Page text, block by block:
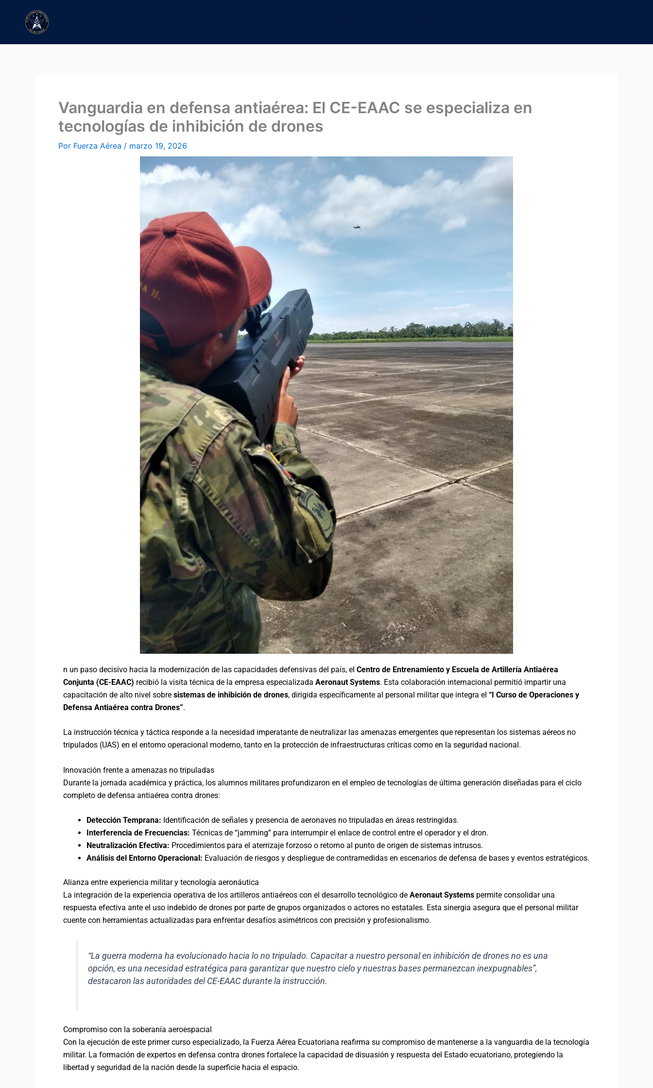
contenido
Vanguardia en defensa antiaérea: El CE-EAAC se especializa en
tecnologías de inhibición de drones
Por Fuerza Aérea / marzo 19, 2026
n un paso decisivo hacia la modernización de las capacidades defensivas del país, el Centro de Entrenamiento y Escuela de Artillería Antiaérea
Conjunta (CE-EAAC) recibió la visita técnica de la empresa especializada Aeronaut Systems. Esta colaboración internacional permitió impartir una
capacitación de alto nivel sobre sistemas de inhibición de drones, dirigida específicamente al personal militar que integra el “I Curso de Operaciones y
Defensa Antiaérea contra Drones”.
La instrucción técnica y táctica responde a la necesidad imperatante de neutralizar las amenazas emergentes que representan los sistemas aéreos no
tripulados (UAS) en el entorno operacional moderno, tanto en la protección de infraestructuras críticas como en la seguridad nacional.
Innovación frente a amenazas no tripuladas
Durante la jornada académica y práctica, los alumnos militares profundizaron en el empleo de tecnologías de última generación diseñadas para el ciclo
completo de defensa antiaérea contra drones:
Detección Temprana: Identificación de señales y presencia de aeronaves no tripuladas en áreas restringidas.
Interferencia de Frecuencias: Técnicas de “jamming” para interrumpir el enlace de control entre el operador y el dron.
Neutralización Efectiva: Procedimientos para el aterrizaje forzoso o retorno al punto de origen de sistemas intrusos.
Análisis del Entorno Operacional: Evaluación de riesgos y despliegue de contramedidas en escenarios de defensa de bases y eventos estratégicos.
Alianza entre experiencia militar y tecnología aeronáutica
La integración de la experiencia operativa de los artilleros antiaéreos con el desarrollo tecnológico de Aeronaut Systems permite consolidar una
respuesta efectiva ante el uso indebido de drones por parte de grupos organizados o actores no estatales. Esta sinergia asegura que el personal militar
cuente con herramientas actualizadas para enfrentar desafíos asimétricos con precisión y profesionalismo.
“La guerra moderna ha evolucionado hacia lo no tripulado. Capacitar a nuestro personal en inhibición de drones no es una
opción, es una necesidad estratégica para garantizar que nuestro cielo y nuestras bases permanezcan inexpugnables”,
destacaron las autoridades del CE-EAAC durante la instrucción.
Compromiso con la soberanía aeroespacial
Con la ejecución de este primer curso especializado, la Fuerza Aérea Ecuatoriana reafirma su compromiso de mantenerse a la vanguardia de la tecnología
militar. La formación de expertos en defensa contra drones fortalece la capacidad de disuasión y respuesta del Estado ecuatoriano, protegiendo la
libertad y seguridad de la nación desde la superficie hacia el espacio.